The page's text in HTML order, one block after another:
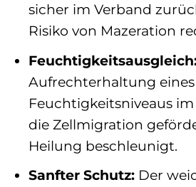
sicher im Verband
Risiko von Mazeration
Aufrechterhaltung
Feuchtigkeitsniveaus
die Zellmigration
Heilung beschleunigt.
Sanfter Schutz:Der